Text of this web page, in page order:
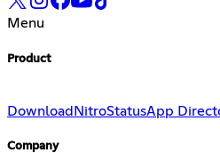
Menu
Product
Download NitroStatusApp
Company